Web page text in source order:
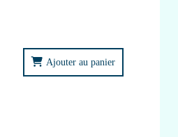
Ajouter au panier